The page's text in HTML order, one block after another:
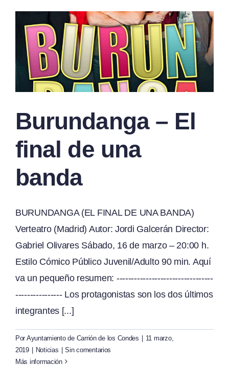
Burundanga – El
final de una
banda
BURUNDANGA (EL FINAL DE UNA BANDA)
Verteatro (Madrid) Autor: Jordi Galcerán Director:
Gabriel Olivares Sábado, 16 de marzo – 20:00 h.
Estilo Cómico Público Juvenil/Adulto 90 min. Aquí
va un pequeño resumen: ---------------------------------
---------------- Los protagonistas son los dos últimos
integrantes [...]
Por Ayuntamiento de Carrión de los Condes | 11 marzo,
2019 | Noticias | Sin comentarios
Más información